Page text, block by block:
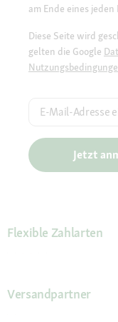
am Ende eines
Diese Seite wird
gelten die Google
E-Mail-Adresse
Jetzt
Flexible Zahlarten
Versandpartner